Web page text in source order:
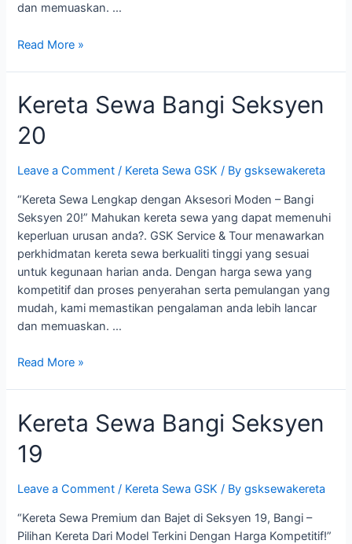
dan memuaskan. …
Kereta
Presint
10
Read More »
Kereta Sewa Bangi Seksyen
20
Leave a Comment / Kereta Sewa GSK / Bygsksewakereta
“Kereta Sewa Lengkap dengan Aksesori Moden – Bangi
Seksyen 20!” Mahukan kereta sewa yang dapat memenuhi
keperluan urusan anda?. GSK Service & Tour menawarkan
perkhidmatan kereta sewa berkualiti tinggi yang sesuai
untuk kegunaan harian anda. Dengan harga sewa yang
kompetitif dan proses penyerahan serta pemulangan yang
mudah, kami memastikan pengalaman anda lebih lancar
dan memuaskan. …
Kereta
Seksyen
20
Read More »
Kereta Sewa Bangi Seksyen
19
Leave a Comment / Kereta Sewa GSK / Bygsksewakereta
“Kereta Sewa Premium dan Bajet di Seksyen 19, Bangi –
Pilihan Kereta Dari Model Terkini Dengan Harga Kompetitif!”